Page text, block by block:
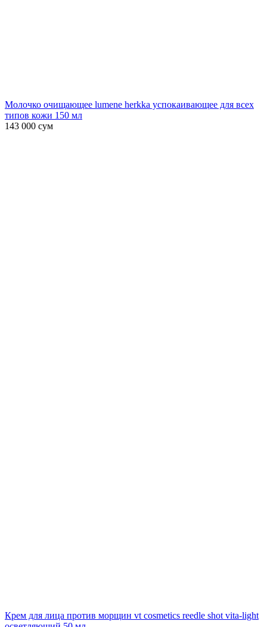
Молочко очищающее lumene herkka успокаивающее для всех
типов кожи 150 мл
143 000 сум
Крем для лица против морщин vt cosmetics reedle shot vita-light